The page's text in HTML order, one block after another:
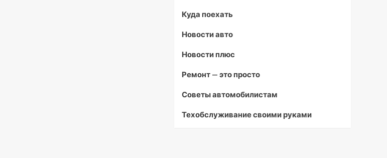
Куда поехать
Новости авто
Новости плюс
Ремонт — это просто
Советы автомобилистам
Техобслуживание своими руками